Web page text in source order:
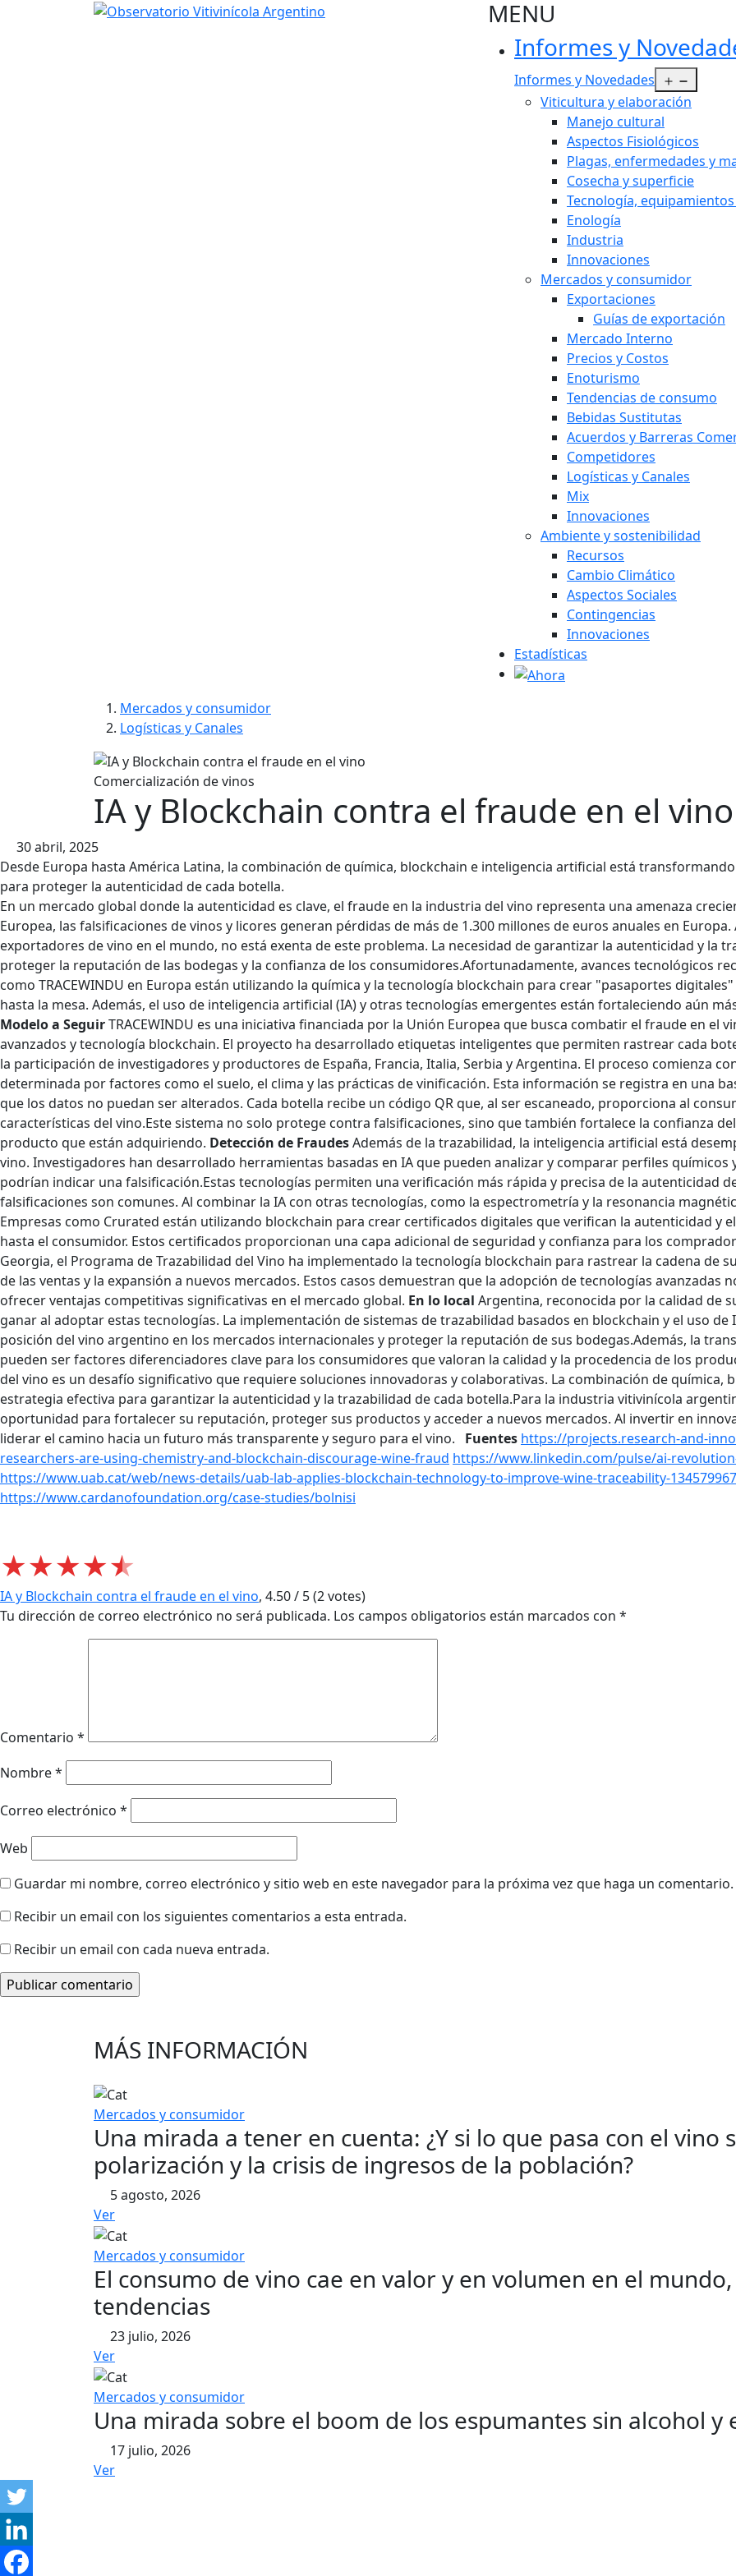
MENU
Informes y
Informes y Novedades
Viticultura y elaboración
Manejo cultural
Aspectos Fisiológicos
Plagas, enfermedades y
Cosecha y superficie
Tecnología,
Enología
Industria
Innovaciones
Mercados y consumidor
Exportaciones
Guías de exportación
Mercado Interno
Precios y Costos
Enoturismo
Tendencias de consumo
Bebidas Sustitutas
Acuerdos y Barreras
Competidores
Logísticas y Canales
Mix
Innovaciones
Ambiente y sostenibilidad
Recursos
Cambio Climático
Aspectos Sociales
Contingencias
Innovaciones
Estadísticas
Mercados y consumidor
Logísticas y Canales
Comercialización de vinos
IA y Blockchain contra el fraude en el vino
30 abril, 2025
Desde Europa hasta América Latina, la combinación de química, blockchain e inteligencia artificial está
para proteger la autenticidad de cada botella.
En un mercado global donde la autenticidad es clave, el fraude en la industria del vino representa una amenaza
Europea, las falsificaciones de vinos y licores generan pérdidas de más de 1.300 millones de euros anuales en
exportadores de vino en el mundo, no está exenta de este problema. La necesidad de garantizar la autenticidad y la
proteger la reputación de las bodegas y la confianza de los consumidores.​Afortunadamente, avances tecnológicos
como TRACEWINDU en Europa están utilizando la química y la tecnología blockchain para crear "pasaportes
hasta la mesa. Además, el uso de inteligencia artificial (IA) y otras tecnologías emergentes están fortaleciendo aún
Modelo a SeguirTRACEWINDU es una iniciativa financiada por la Unión Europea que busca combatir el fraude en el
avanzados y tecnología blockchain. El proyecto ha desarrollado etiquetas inteligentes que permiten rastrear cada
la participación de investigadores y productores de España, Francia, Italia, Serbia y Argentina. El proceso comienza
determinada por factores como el suelo, el clima y las prácticas de vinificación. Esta información se registra en una
que los datos no puedan ser alterados. Cada botella recibe un código QR que, al ser escaneado, proporciona al
características del vino.​Este sistema no solo protege contra falsificaciones, sino que también fortalece la confianza
producto que están adquiriendo.​ Detección de FraudesAdemás de la trazabilidad, la inteligencia artificial está
vino. Investigadores han desarrollado herramientas basadas en IA que pueden analizar y comparar perfiles
podrían indicar una falsificación.​Estas tecnologías permiten una verificación más rápida y precisa de la autenticidad
falsificaciones son comunes. Al combinar la IA con otras tecnologías, como la espectrometría y la resonancia
Empresas como Crurated están utilizando blockchain para crear certificados digitales que verifican la autenticidad y
hasta el consumidor. Estos certificados proporcionan una capa adicional de seguridad y confianza para los
Georgia, el Programa de Trazabilidad del Vino ha implementado la tecnología blockchain para rastrear la cadena de
de las ventas y la expansión a nuevos mercados. Estos casos demuestran que la adopción de tecnologías
ofrecer ventajas competitivas significativas en el mercado global. En lo local Argentina, reconocida por la calidad de
ganar al adoptar estas tecnologías. La implementación de sistemas de trazabilidad basados en blockchain y el uso
posición del vino argentino en los mercados internacionales y proteger la reputación de sus bodegas.​Además, la
pueden ser factores diferenciadores clave para los consumidores que valoran la calidad y la procedencia de los
del vino es un desafío significativo que requiere soluciones innovadoras y colaborativas. La combinación de
estrategia efectiva para garantizar la autenticidad y la trazabilidad de cada botella.​Para la industria vitivinícola
oportunidad para fortalecer su reputación, proteger sus productos y acceder a nuevos mercados. Al invertir en
liderar el camino hacia un futuro más transparente y seguro para el vino.
Fuentes https://projects.research-and-
researchers-are-using-chemistry-and-blockchain-discourage-wine-fraud https://www.linkedin.com/pulse/ai-
https://www.uab.cat/web/news-details/uab-lab-applies-blockchain-technology-to-improve-wine-traceability-
https://www.cardanofoundation.org/case-studies/bolnisi
★★★★★
IA y Blockchain contra el fraude en el vino, 4.50/ 5(2votes)
Tu dirección de correo electrónico no será publicada. Los campos obligatorios están marcados con *
Comentario *
Nombre*
Correo electrónico *
Web
Guardar mi nombre, correo electrónico y sitio web en este navegador para la próxima vez que haga un comentario.
Recibir un email con los siguientes comentarios a esta entrada.
Recibir un email con cada nueva entrada.
MÁS INFORMACIÓN
Mercados y consumidor
Una mirada a tener en cuenta: ¿Y si lo que pasa con el vino
polarización y la crisis de ingresos de la población?
5 agosto, 2026
Ver
Mercados y consumidor
El consumo de vino cae en valor y en volumen en el
tendencias
23 julio, 2026
Ver
Mercados y consumidor
Una mirada sobre el boom de los espumantes sin alcohol y
17 julio, 2026
Ver